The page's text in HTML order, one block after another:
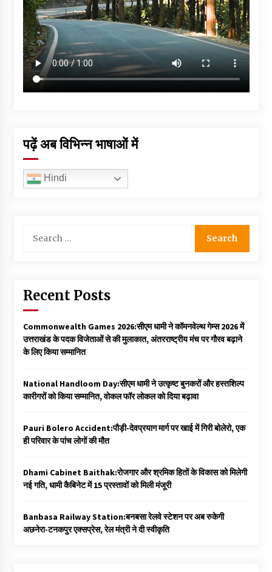
पढ़ें अब विभिन्न भाषाओं में
Hindi
for:
Recent Posts
Commonwealth Games 2026:सीएम धामी ने कॉमनवेल्थ गेम्स 2026 में
उत्तराखंड के पदक विजेताओं से की मुलाकात, अंतरराष्ट्रीय मंच पर गौरव बढ़ाने
के लिए किया सम्मानित
National Handloom Day:सीएम धामी ने उत्कृष्ट बुनकरों और हस्तशिल्प
कारीगरों को किया सम्मानित, वोकल फॉर लोकल को दिया बढ़ावा
Pauri Bolero Accident:पौड़ी-देवप्रयाग मार्ग पर खाई में गिरी बोलेरो, एक
ही परिवार के पांच लोगों की मौत
Dhami Cabinet Baithak:रोजगार और श्रमिक हितों के विकास को मिलेगी
नई गति, धामी कैबिनेट में 15 प्रस्तावों को मिली मंजूरी
Banbasa Railway Station:बनबसा रेलवे स्टेशन पर अब रुकेगी
अछनेरा-टनकपुर एक्सप्रेस, रेल मंत्री ने दी स्वीकृति